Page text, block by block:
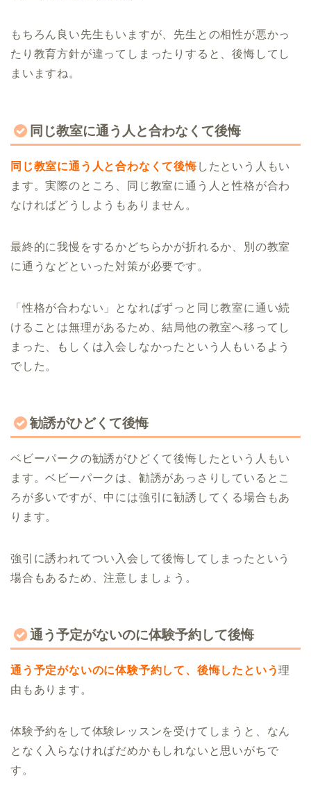
もちろん良い先生もいますが、先生との相性が悪かっ
たり教育方針が違ってしまったりすると、後悔してし
まいますね。
同じ教室に通う人と合わなくて後悔
同じ教室に通う人と合わなくて後悔したという人もい
ます。実際のところ、同じ教室に通う人と性格が合わ
なければどうしようもありません。
最終的に我慢をするかどちらかが折れるか、別の教室
に通うなどといった対策が必要です。
「性格が合わない」となればずっと同じ教室に通い続
けることは無理があるため、結局他の教室へ移ってし
まった、もしくは入会しなかったという人もいるよう
でした。
勧誘がひどくて後悔
ベビーパークの勧誘がひどくて後悔したという人もい
ます。ベビーパークは、勧誘があっさりしているとこ
ろが多いですが、中には強引に勧誘してくる場合もあ
ります。
強引に誘われてつい入会して後悔してしまったという
場合もあるため、注意しましょう。
通う予定がないのに体験予約して後悔
通う予定がないのに体験予約して、後悔したという理
由もあります。
体験予約をして体験レッスンを受けてしまうと、なん
となく入らなければだめかもしれないと思いがちで
す。